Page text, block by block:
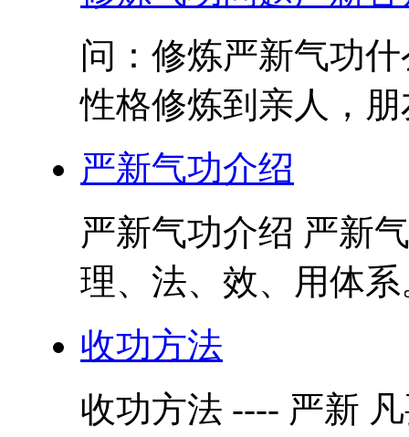
问：修炼严新气功
性格修炼到亲人，
严新气功介绍
严新气功介绍 严新
理、法、效、用体
收功方法
收功方法 ---- 严新